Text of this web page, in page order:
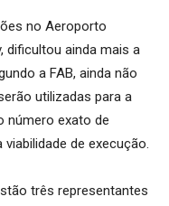
no Aeroporto
dificultou ainda mais a
a FAB, ainda não
utilizadas para a
número exato de
de execução.
três representantes